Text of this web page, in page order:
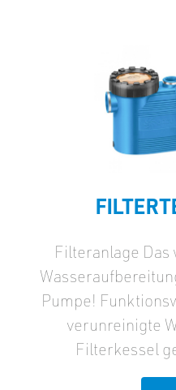
Filteranlage
Pumpe!
verunreinigte
Filterkessel